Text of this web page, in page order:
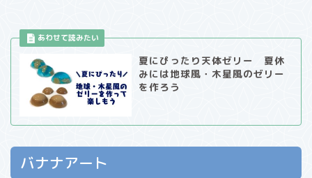
夏にぴったり天体ゼリー 夏休
みには地球風・木星風のゼリー
を作ろう
バナナアート